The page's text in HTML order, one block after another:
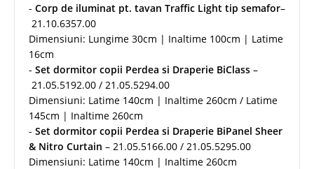
- Corp de iluminat pt. tavan Traffic Light tip semafor–
21.10.6357.00
Dimensiuni: Lungime 30cm | Inaltime 100cm | Latime
16cm
- Set dormitor copii Perdea si Draperie BiClass –
21.05.5192.00 / 21.05.5294.00
Dimensiuni: Latime 140cm | Inaltime 260cm / Latime
145cm | Inaltime 260cm
- Set dormitor copii Perdea si Draperie BiPanel Sheer
& Nitro Curtain – 21.05.5166.00 / 21.05.5295.00
Dimensiuni: Latime 140cm | Inaltime 260cm